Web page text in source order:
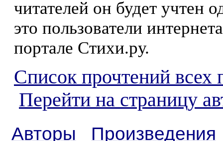
читателей он будет учтен
это пользователи
портале Стихи.ру.
Список прочтений всех
Перейти на страницу
Авторы
Произведения